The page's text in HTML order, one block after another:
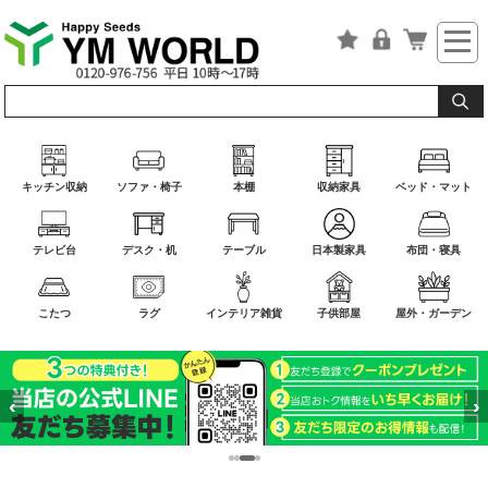
キッチン収納 ソファ・椅子 本棚 収納家具 ベッド・マット
テレビ台 デスク・机 テーブル 日本製家具 布団・寝具
こたつ ラグ インテリア雑貨 子供部屋 屋外・ガーデン
‹ ›